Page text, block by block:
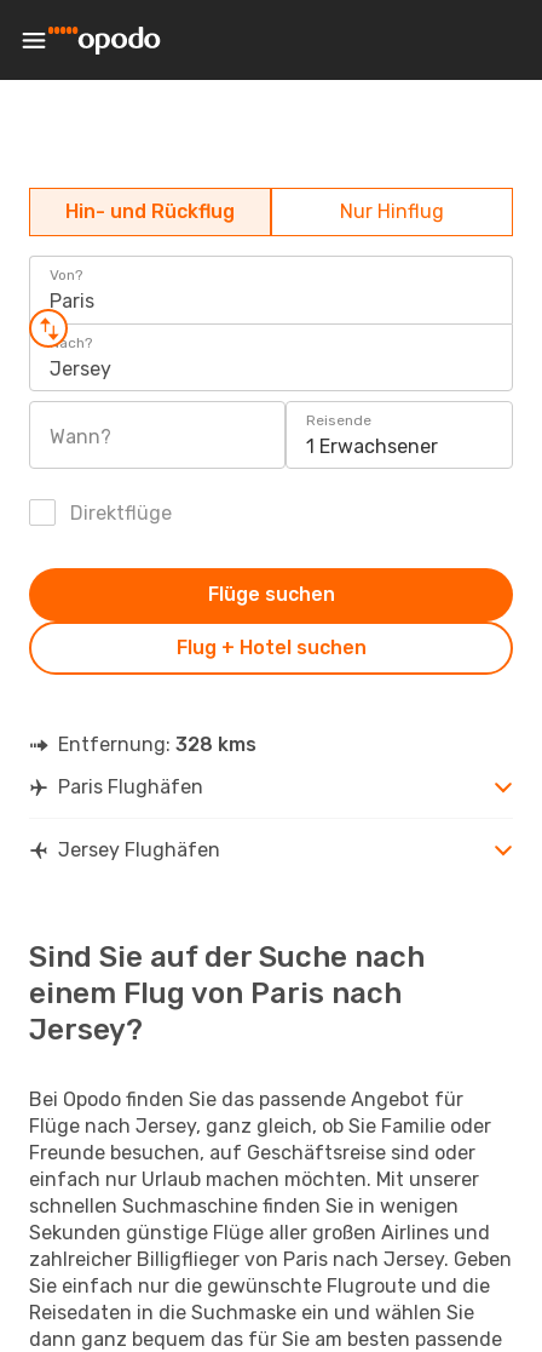
Hin- und Rückflug Nur Hinflug
Von?
Paris
Nach?
Jersey
Wann?
Reisende
1 Erwachsener
Direktflüge
Flug + Hotel suchen
Flüge suchen
Entfernung: 328 kms
Paris Flughäfen
Jersey Flughäfen
Sind Sie auf der Suche nach
einem Flug von Paris nach
Jersey?
Bei Opodo finden Sie das passende Angebot für
Flüge nach Jersey, ganz gleich, ob Sie Familie oder
Freunde besuchen, auf Geschäftsreise sind oder
einfach nur Urlaub machen möchten. Mit unserer
schnellen Suchmaschine finden Sie in wenigen
Sekunden günstige Flüge aller großen Airlines und
zahlreicher Billigflieger von Paris nach Jersey. Geben
Sie einfach nur die gewünschte Flugroute und die
Reisedaten in die Suchmaske ein und wählen Sie
dann ganz bequem das für Sie am besten passende